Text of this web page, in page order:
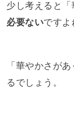
少し考えると
必要ないですよ
「華やかさが
るでしょう。